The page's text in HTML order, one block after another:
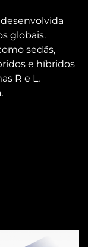
globais.
sedãs,
e híbridos
R e L,